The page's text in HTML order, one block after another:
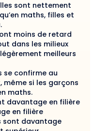
sont nettement
maths, filles et
moins de retard
dans les milieux
meilleurs
se confirme au
si les garçons
maths.
davantage en filière
en filière
sont davantage